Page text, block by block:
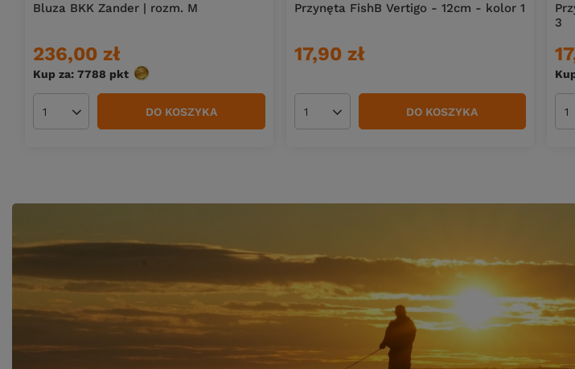
Bluza BKK Zander | rozm. M
236,00 zł
Kup za: 7788 pkt punktów
Ilość produktów DO KOSZYKA
Przynęta FishB Vertigo - 12cm - kolor 1
17,90 zł
Ilość produktów DO KOSZYKA
3